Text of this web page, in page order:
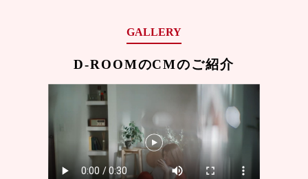
GALLERY
D-ROOMのCMのご紹介